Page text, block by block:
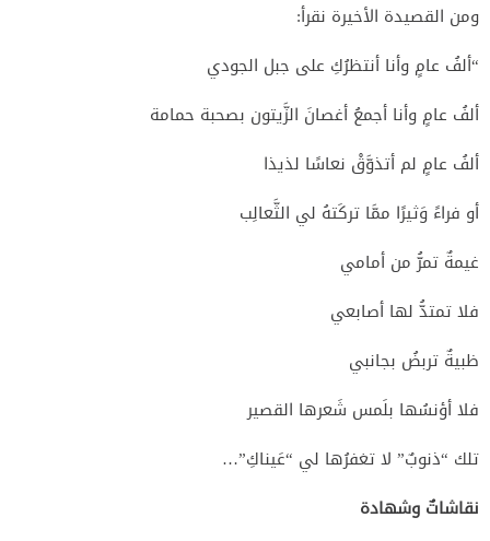
ومن القصيدة الأخيرة نقرأ:
“ألفُ عامٍ وأنا أنتظرُكِ على جبل الجودي
ألفُ عامٍ وأنا أجمعُ أغصانَ الزَّيتون بصحبة حمامة
ألفُ عامٍ لم أتذوَّقْ نعاسًا لذيذا
أو فراءً وَثيرًا ممَّا تركَتهُ لي الثَّعالِب
غيمةٌ تمرُّ من أمامي
فلا تمتدُّ لها أصابعي
ظبيةٌ تربضُ بجانبي
فلا أؤنسُها بلَمس شَعرها القصير
تلك “ذنوبٌ” لا تغفرُها لي “عَيناكِ”…
نقاشاتٌ وشهادة